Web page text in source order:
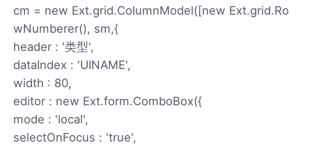
cm = new Ext.grid.ColumnModel([new Ext.grid.Ro
wNumberer(), sm,{
header : '类型',
dataIndex : 'UINAME',
width : 80,
editor : new Ext.form.ComboBox({
mode : 'local',
selectOnFocus : 'true',